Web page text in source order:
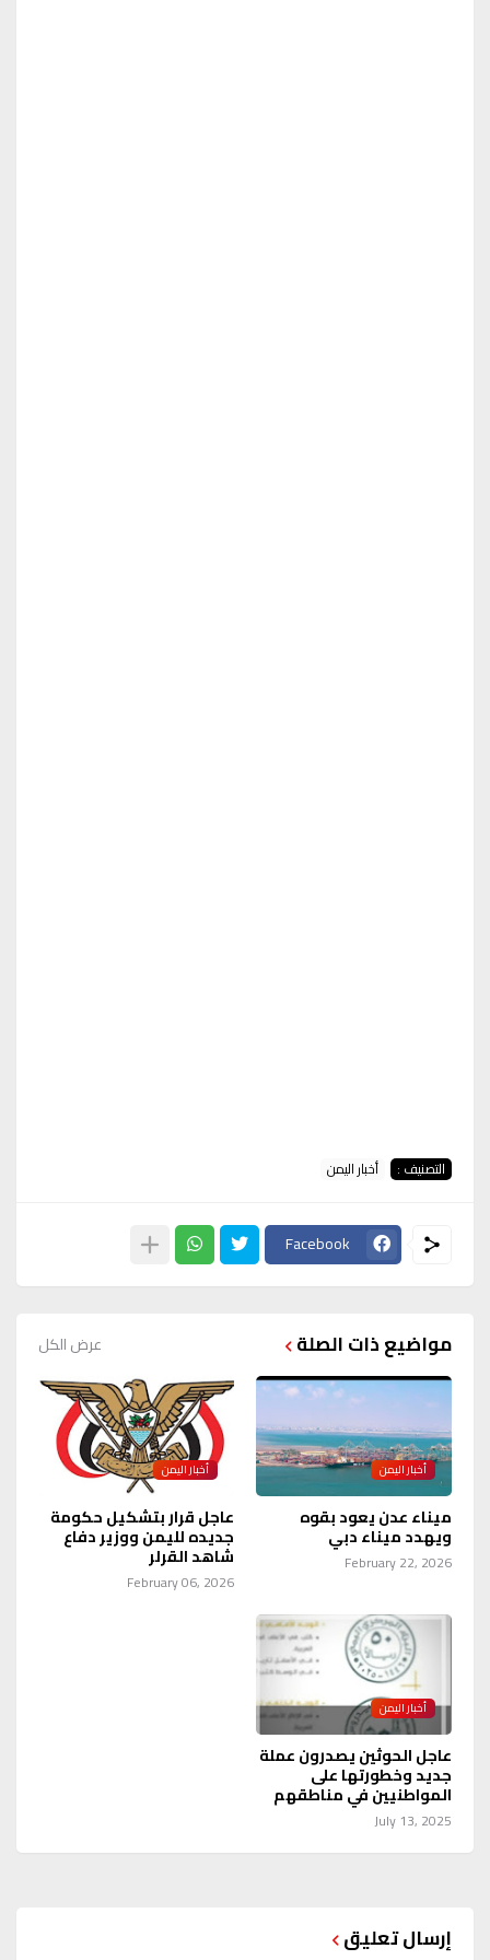
التصنيف : أخبار اليمن
Facebook
مواضيع ذات الصلة عرض الكل
أخبار اليمن
ميناء عدن يعود بقوه
ويهدد ميناء دبي
February 22, 2026
أخبار اليمن
عاجل قرار بتشكيل حكومة
جديده لليمن ووزير دفاع
شاهد القرلر
February 06, 2026
أخبار اليمن
عاجل الحوثين يصدرون عملة
جديد وخطورتها على
المواطنيين في مناطقهم
July 13, 2025
إرسال تعليق